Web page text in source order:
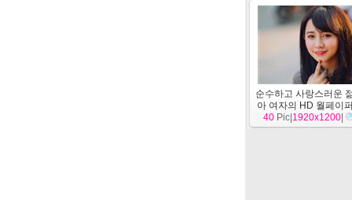
순수하고 사랑스러운
아 여자의 HD 월페이
(1)[명]
40 Pic| 1920x1200